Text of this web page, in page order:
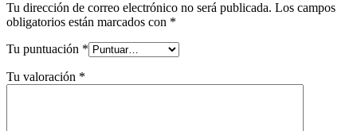
Tu dirección de correo electrónico no será publicada. Los campos
obligatorios están marcados con *
Tu puntuación *
Tu valoración *